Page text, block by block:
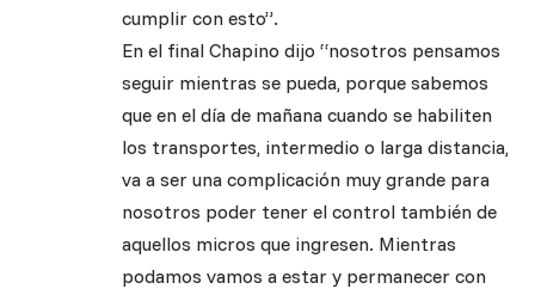
cumplir con esto”.
En el final Chapino dijo “nosotros pensamos
seguir mientras se pueda, porque sabemos
que en el día de mañana cuando se habiliten
los transportes, intermedio o larga distancia,
va a ser una complicación muy grande para
nosotros poder tener el control también de
aquellos micros que ingresen. Mientras
podamos vamos a estar y permanecer con